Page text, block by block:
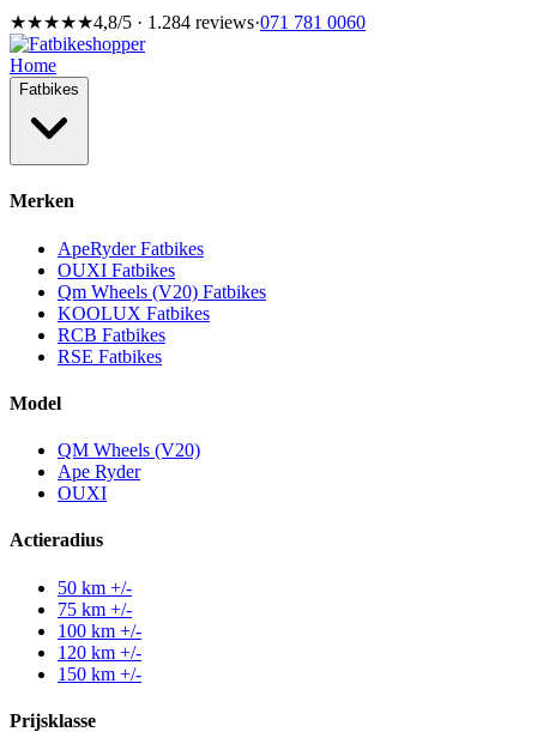
★★★★★4,8/5 · 1.284 reviews·071 781 0060
Home
Fatbikes
Merken
ApeRyder Fatbikes
OUXI Fatbikes
Qm Wheels (V20) Fatbikes
KOOLUX Fatbikes
RCB Fatbikes
RSE Fatbikes
Model
QM Wheels (V20)
Ape Ryder
OUXI
Actieradius
50 km +/-
75 km +/-
100 km +/-
120 km +/-
150 km +/-
Prijsklasse